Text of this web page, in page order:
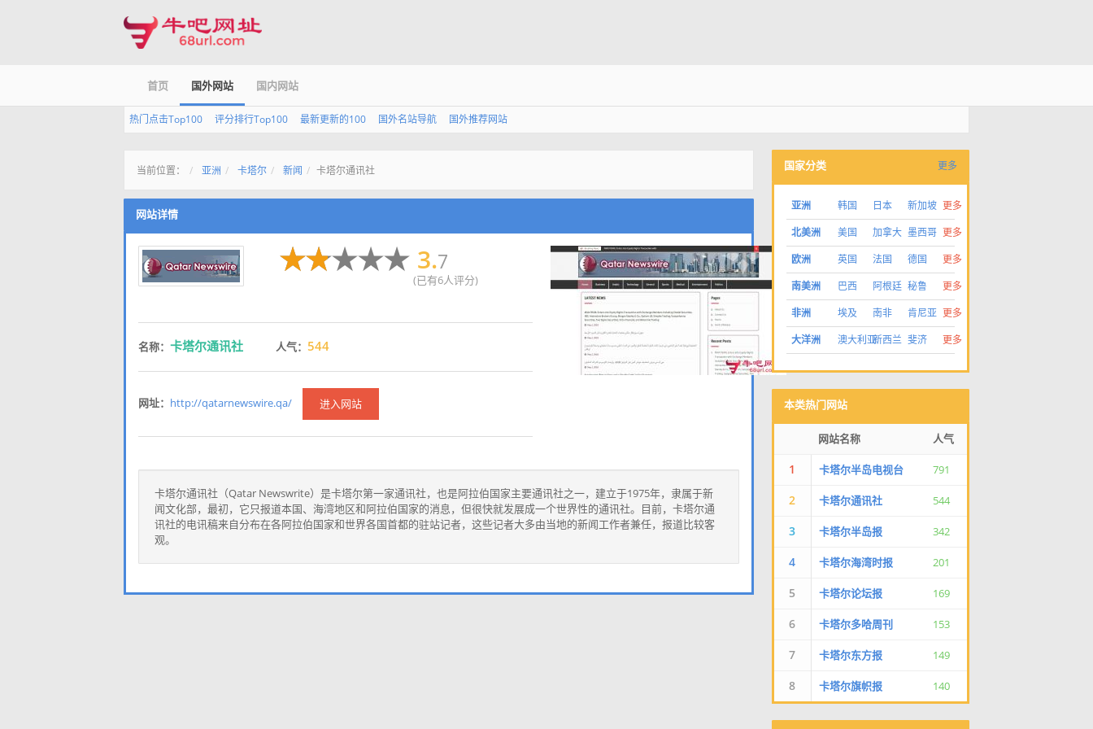
首页 国外网站 国内网站
热门点击Top100 评分排行Top100 最新更新的100 国外名站导航 国外推荐网站
当前位置： 亚洲 卡塔尔 新闻 卡塔尔通讯社
网站详情
3.7
(已有6人评分)
名称： 卡塔尔通讯社 人气： 544
网址： http://qatarnewswire.qa/ 进入网站
卡塔尔通讯社（Qatar Newswrite）是卡塔尔第一家通讯社，也是阿拉伯国家主要通讯社之一，建立于1975年，隶属于新
闻文化部，最初，它只报道本国、海湾地区和阿拉伯国家的消息，但很快就发展成一个世界性的通讯社。目前，卡塔尔通
讯社的电讯稿来自分布在各阿拉伯国家和世界各国首都的驻站记者，这些记者大多由当地的新闻工作者兼任，报道比较客
观。
国家分类 更多
亚洲 韩国 日本 新加坡 更多
北美洲
美国 加拿大 墨西哥 更多
欧洲
英国 法国 德国
更多
南美洲
巴西 阿根廷 秘鲁
更多
非洲
埃及 南非 肯尼亚 更多
大洋洲
澳大利亚新西兰 斐济 更多
本类热门网站
网站名称 人气
1 卡塔尔半岛电视台 791
2 卡塔尔通讯社 544
3 卡塔尔半岛报 342
4 卡塔尔海湾时报 201
5 卡塔尔论坛报 169
6 卡塔尔多哈周刊 153
7 卡塔尔东方报 149
8 卡塔尔旗帜报 140